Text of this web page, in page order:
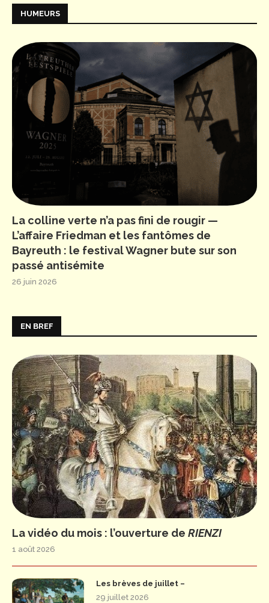
HUMEURS
La colline verte n’a pas fini de rougir —
L’affaire Friedman et les fantômes de
Bayreuth : le festival Wagner bute sur son
passé antisémite
26 juin 2026
EN BREF
La vidéo du mois : l’ouverture de RIENZI
1 août 2026
Les brèves de juillet –
29 juillet 2026